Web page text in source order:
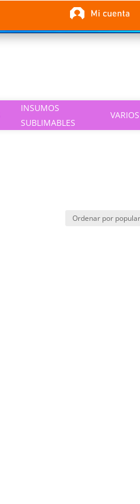
INSUMOS
SUBLIMABLES
VARIOS